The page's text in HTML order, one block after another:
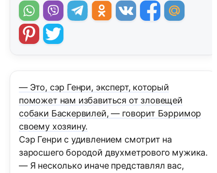
— Это, сэр Генри, эксперт, который
поможет нам избавиться от зловещей
собаки Баскервилей, — говорит Бэрримор
своему хозяину.
Сэр Генри с удивлением смотрит на
заросшего бородой двухметрового мужика.
— Я несколько иначе представлял вас,